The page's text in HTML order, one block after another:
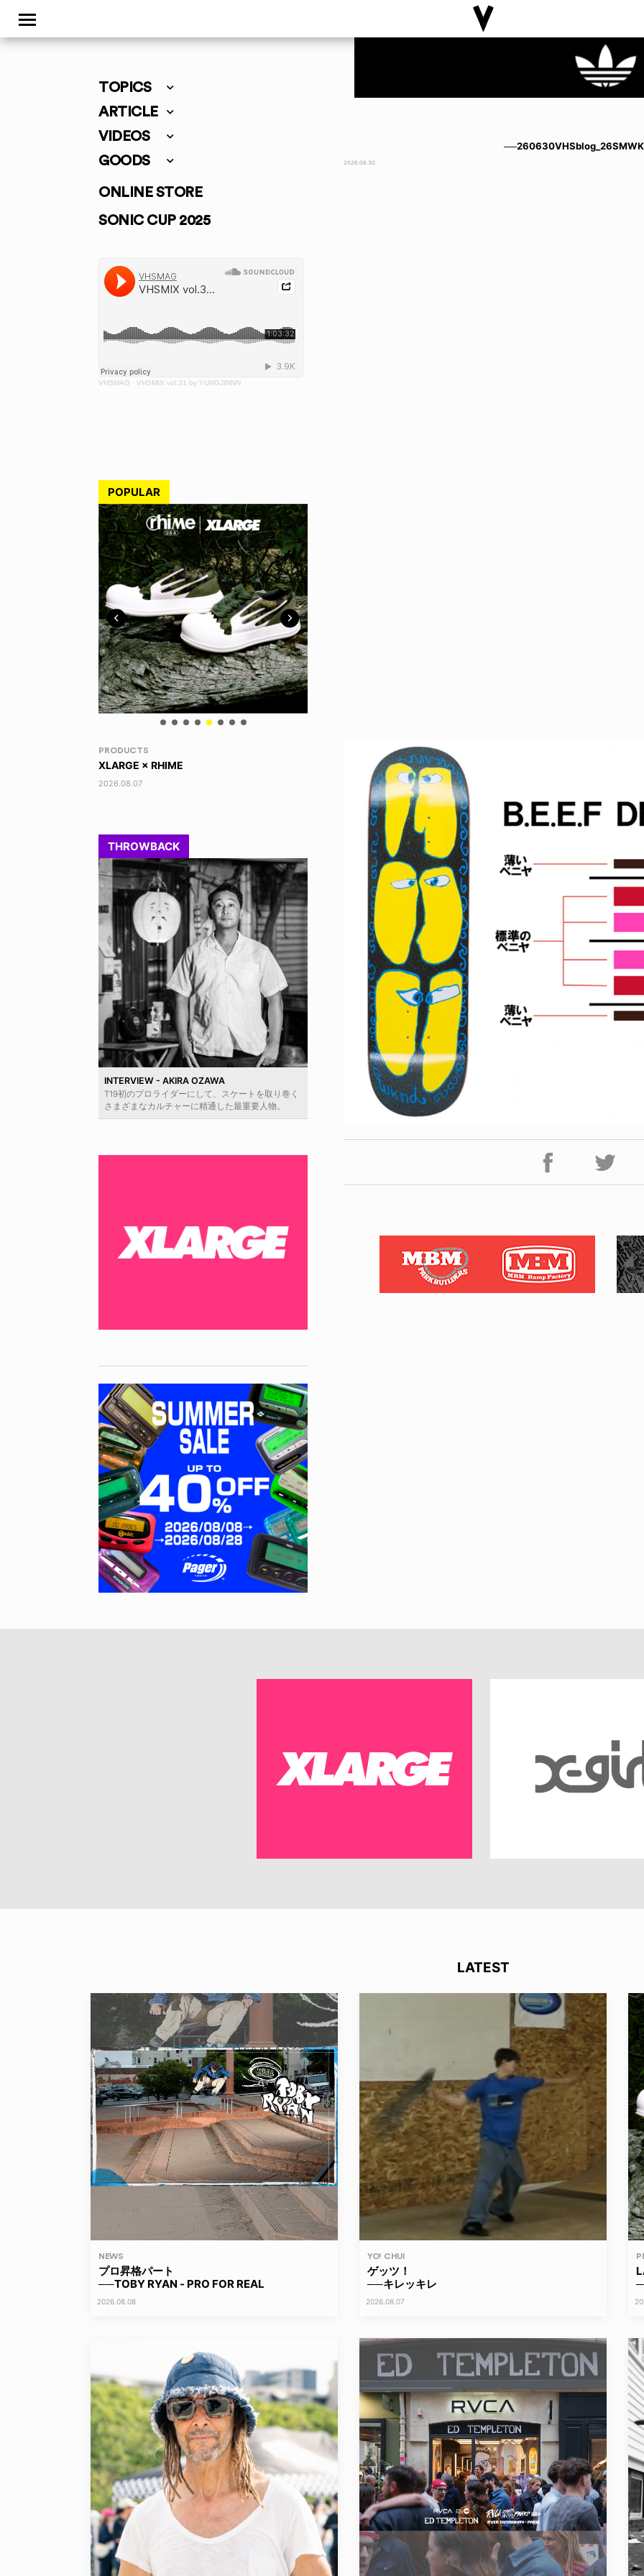
TOPICS
ARTICLE
VIDEOS
GOODS
ONLINE STORE
SONIC CUP 2025
VHSMAG · VHSMIX vol.31 by YUNGJINNN
POPULAR
VOICE OF FREEDOM
AKIRA OZAWA / 尾澤 彰
2021.09.02
DINOSAUR JR.
THROWBACK
INTERVIEW - AKIRA OZAWA
T19初のプロライダーにして、スケートを取り巻く
さまざまなカルチャーに精通した最重要人物。
2026.06.30
LATEST
NEWS
プロ昇格パート
──TOBY RYAN - PRO FOR REAL
2026.08.08
YO! CHUI
ゲッツ！
──キレッキレ
2026.08.07